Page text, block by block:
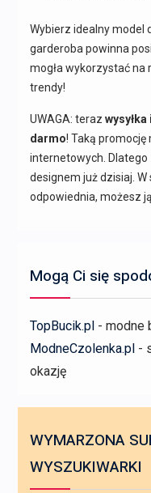
Wybierz idealny model
garderoba powinna
mogła wykorzystać na
trendy!
UWAGA: teraz
darmo! Taką
internetowych.
designem już dzisiaj.
odpowiednia, możesz
Mogą Ci się
TopBucik.pl- modne
ModneCzolenka.pl-
okazję
WYMARZONA
WYSZUKIWARKI